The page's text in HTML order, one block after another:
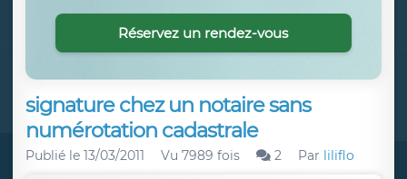
signature chez un notaire sans
numérotation cadastrale
Publié le 13/03/2011 Vu 7989 fois 2 Par liliflo
Réservez un rendez-vous